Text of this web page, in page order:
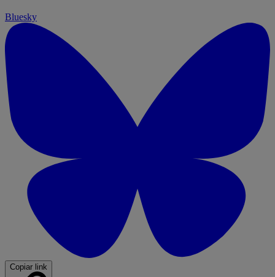
Bluesky
Copiar link